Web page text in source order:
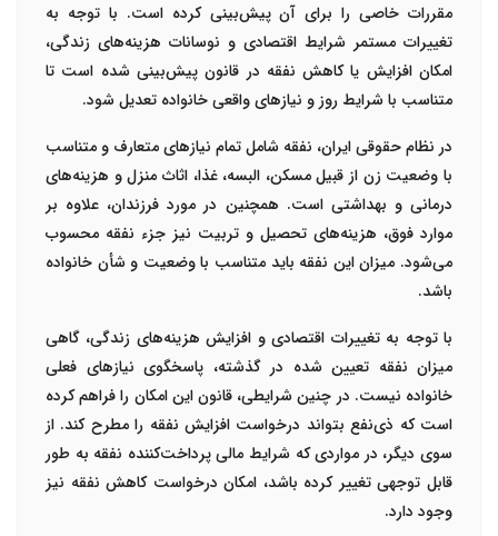
مقررات خاصی را برای آن پیش‌بینی کرده است. با توجه به
تغییرات مستمر شرایط اقتصادی و نوسانات هزینه‌های زندگی،
امکان افزایش یا کاهش نفقه در قانون پیش‌بینی شده است تا
متناسب با شرایط روز و نیازهای واقعی خانواده تعدیل شود.
در نظام حقوقی ایران، نفقه شامل تمام نیازهای متعارف و متناسب
با وضعیت زن از قبیل مسکن، البسه، غذا، اثاث منزل و هزینه‌های
درمانی و بهداشتی است. همچنین در مورد فرزندان، علاوه بر
موارد فوق، هزینه‌های تحصیل و تربیت نیز جزء نفقه محسوب
می‌شود. میزان این نفقه باید متناسب با وضعیت و شأن خانواده
باشد.
با توجه به تغییرات اقتصادی و افزایش هزینه‌های زندگی، گاهی
میزان نفقه تعیین شده در گذشته، پاسخگوی نیازهای فعلی
خانواده نیست. در چنین شرایطی، قانون این امکان را فراهم کرده
است که ذی‌نفع بتواند درخواست افزایش نفقه را مطرح کند. از
سوی دیگر، در مواردی که شرایط مالی پرداخت‌کننده نفقه به طور
قابل توجهی تغییر کرده باشد، امکان درخواست کاهش نفقه نیز
وجود دارد.